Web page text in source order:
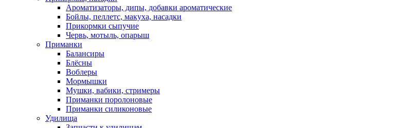
Ароматизаторы, дипы, добавки ароматические
Бойлы, пеллетс, макуха, насадки
Прикормки сыпучие
Червь, мотыль, опарыш
Приманки
Балансиры
Блёсны
Воблеры
Мормышки
Мушки, вабики, стримеры
Приманки поролоновые
Приманки силиконовые
Удилища